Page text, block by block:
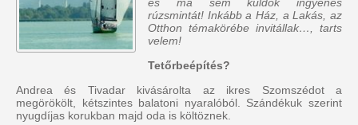
rúzsmintát! Inkább a Ház, a Lakás, az
Otthon témakörébe invitállak…, tarts
velem!
Tetőrbeépítés?
Andrea és Tivadar kivásárolta az ikres Szomszédot a
megörökölt, kétszintes balatoni nyaralóból. Szándékuk szerint
nyugdíjas korukban majd oda is költöznek.